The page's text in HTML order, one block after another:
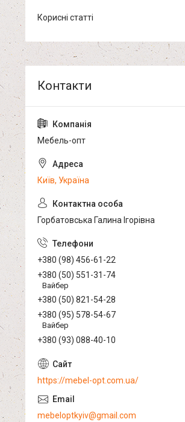
Корисні статті
Мебель-опт
Київ, Україна
Горбатовська Галина Ігорівна
+380 (98) 456-61-22
+380 (50) 551-31-74
Вайбер
+380 (50) 821-54-28
+380 (95) 578-54-67
Вайбер
+380 (93) 088-40-10
https://mebel-opt.com.ua/
mebeloptkyiv@gmail.com